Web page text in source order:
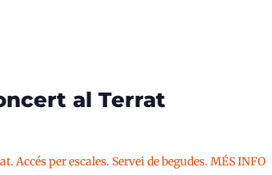
al Terrat
per escales. Servei de begudes. MÉS INFO